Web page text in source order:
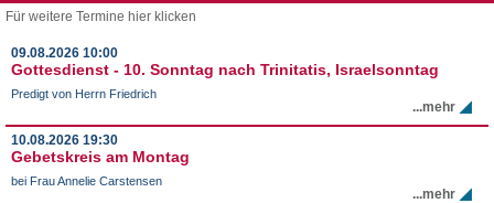
Für weitere Termine hier klicken
09.08.2026 10:00
Gottesdienst - 10. Sonntag nach Trinitatis, Israelsonntag
Predigt von Herrn Friedrich
...mehr
10.08.2026 19:30
Gebetskreis am Montag
bei Frau Annelie Carstensen
...mehr